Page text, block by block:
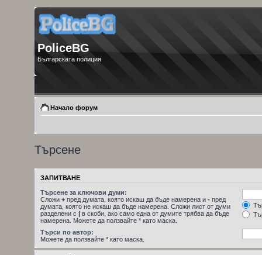
PoliceBG
Българската полиция
Начало форум
Търсене
ЗАПИТВАНЕ
Търсене за ключови думи:
Сложи + пред думата, която искаш да бъде намерена и - пред
думата, която не искаш да бъде намерена. Сложи лист от думи
разделени с | в скоби, ако само една от думите трябва да бъде
намерена. Можете да ползвайте * като маска.
Търси по автор:
Можете да ползвайте * като маска.